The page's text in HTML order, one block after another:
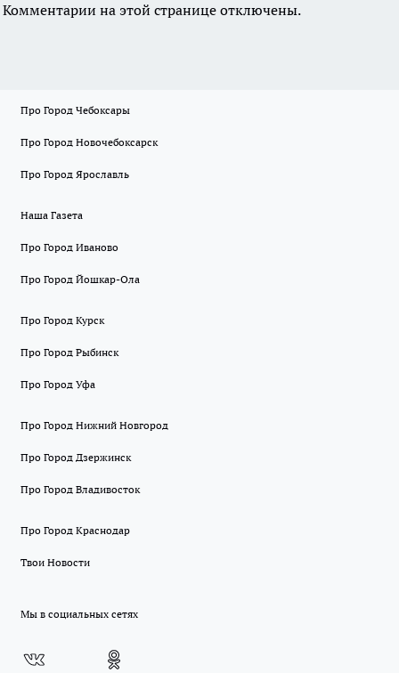
Комментарии на этой странице отключены.
Про Город Чебоксары
Про Город Новочебоксарск
Про Город Ярославль
Наша Газета
Про Город Иваново
Про Город Йошкар-Ола
Про Город Курск
Про Город Рыбинск
Про Город Уфа
Про Город Нижний Новгород
Про Город Дзержинск
Про Город Владивосток
Про Город Краснодар
Твои Новости
Мы в социальных сетях